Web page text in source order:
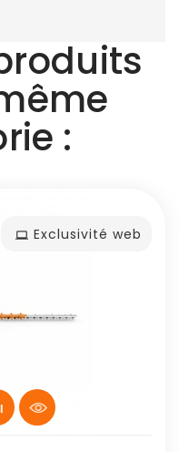
:
Exclusivité web